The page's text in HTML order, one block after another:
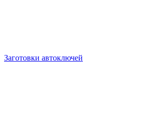
Заготовки автоключей